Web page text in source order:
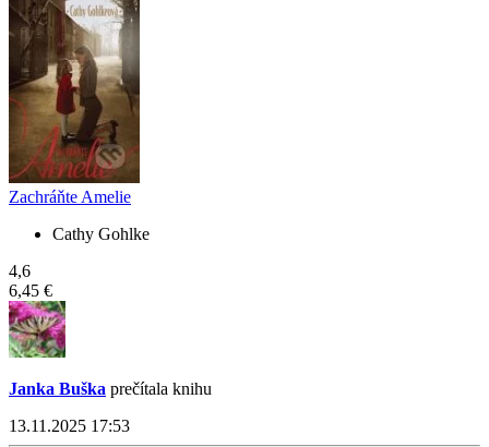
Zachráňte Amelie
Cathy Gohlke
4,6
6,45 €
Janka Buška prečítala knihu
13.11.2025 17:53